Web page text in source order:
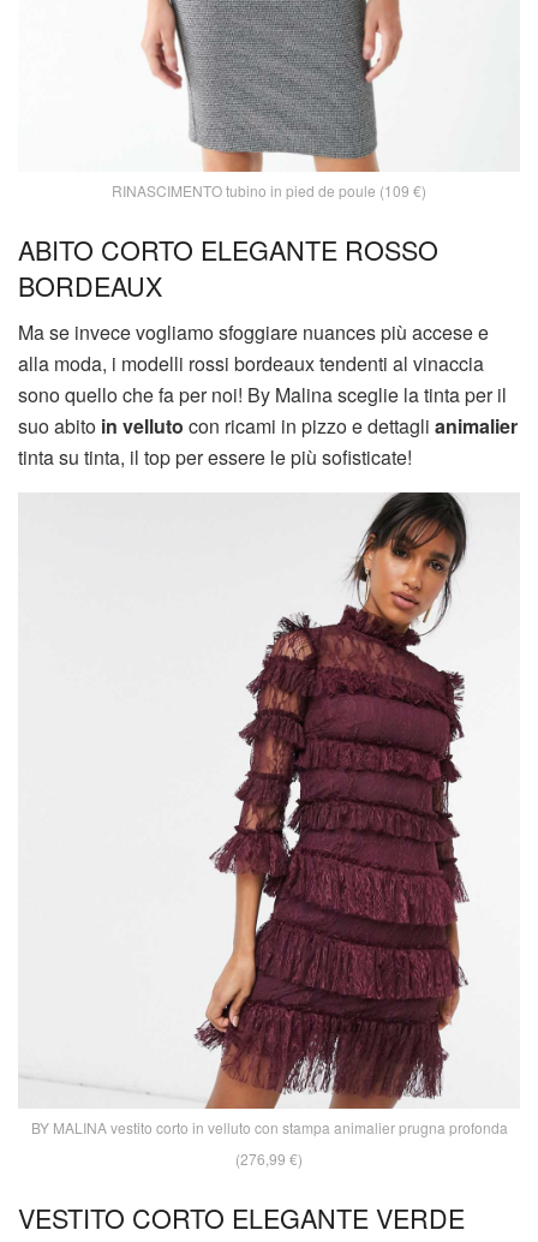
RINASCIMENTO tubino in pied de poule (109 €)
ABITO CORTO ELEGANTE ROSSO
BORDEAUX
Ma se invece vogliamo sfoggiare nuances più accese e
alla moda, i modelli rossi bordeaux tendenti al vinaccia
sono quello che fa per noi! By Malina sceglie la tinta per il
suo abito in velluto con ricami in pizzo e dettagli animalier
tinta su tinta, il top per essere le più sofisticate!
BY MALINA vestito corto in velluto con stampa animalier prugna profonda
(276,99 €)
VESTITO CORTO ELEGANTE VERDE